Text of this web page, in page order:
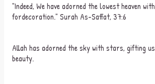
"Indeed, Wehaveadorned thelowestheaven with
fordecoration." Surah As-Saffat, 37:6
Allah has adorned theskywith stars, gifting us
beauty.